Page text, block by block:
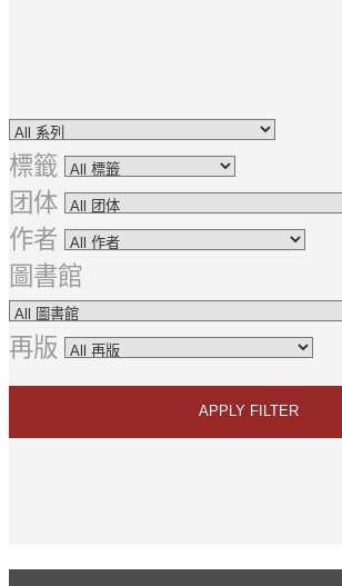
標籤
团体
作者
圖書館
再版
APPLY FILTER